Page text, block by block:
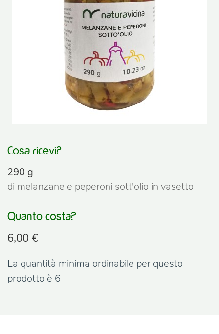
Cosa ricevi?
290 g
di melanzane e peperoni sott'olio in vasetto
Quanto costa?
6,00 €
La quantità minima ordinabile per questo
prodotto è 6